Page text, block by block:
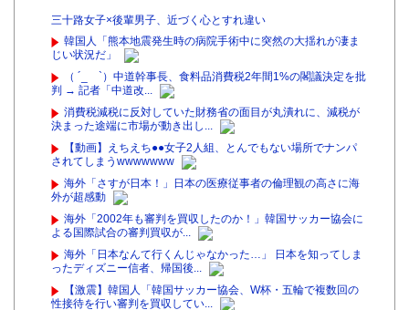
三十路女子×後輩男子、近づく心とすれ違い
韓国人「熊本地震発生時の病院手術中に突然の大揺れが凄ま
じい状況だ」
（ ´_ゝ`）中道幹事長、食料品消費税2年間1%の閣議決定を批
判 → 記者「中道改...
消費税減税に反対していた財務省の面目が丸潰れに、減税が
決まった途端に市場が動き出し...
【動画】えちえち●●女子2人組、とんでもない場所でナンパ
されてしまうwwwwwww
海外「さすが日本！」日本の医療従事者の倫理観の高さに海
外が超感動
海外「2002年も審判を買収したのか！」韓国サッカー協会に
よる国際試合の審判買収が...
海外「日本なんて行くんじゃなかった…」 日本を知ってしま
ったディズニー信者、帰国後...
【激震】韓国人「韓国サッカー協会、W杯・五輪で複数回の
性接待を行い審判を買収してい...